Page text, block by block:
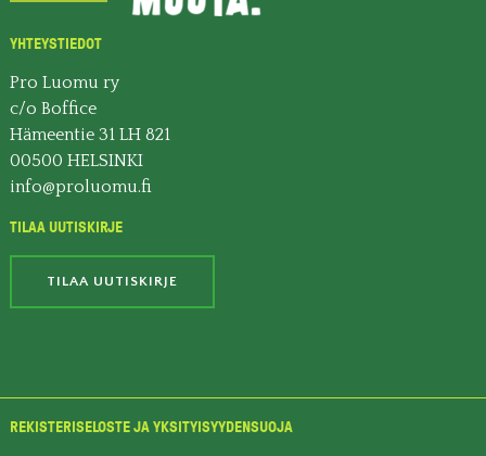
YHTEYSTIEDOT
Pro Luomu ry
c/o Boffice
Hämeentie 31 LH 821
00500 HELSINKI
info@proluomu.fi
TILAA UUTISKIRJE
TILAA UUTISKIRJE
REKISTERISELOSTE JA YKSITYISYYDENSUOJA